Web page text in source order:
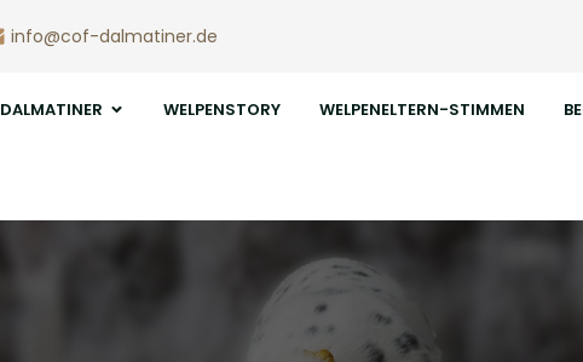
info@cof-dalmatiner.de
DALMATINER WELPENSTORY WELPENELTERN-STIMMEN